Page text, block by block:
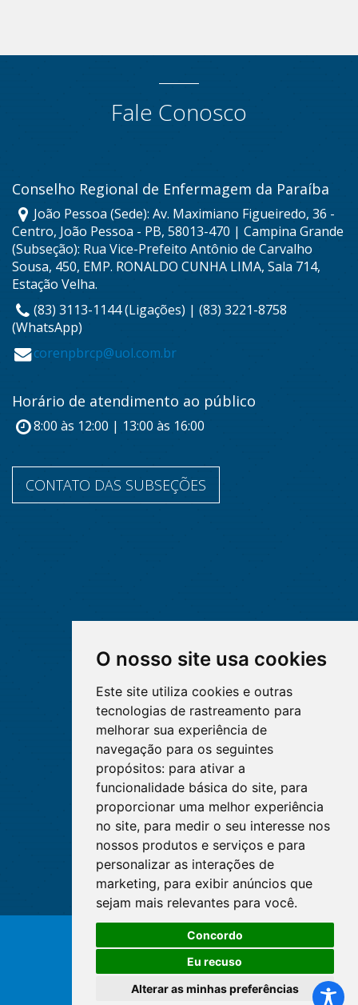
O nosso site usa cookies
Este site utiliza cookies e outras
tecnologias de rastreamento para
melhorar sua experiência de
navegação para os seguintes
propósitos: para ativar a
funcionalidade básica do site, para
proporcionar uma melhor experiência
no site, para medir o seu interesse nos
nossos produtos e serviços e para
personalizar as interações de
marketing, para exibir anúncios que
sejam mais relevantes para você.
Concordo
Eu recuso
Alterar as minhas preferências
Fale Conosco
Conselho Regional de Enfermagem da Paraíba
João Pessoa (Sede): Av. Maximiano Figueiredo, 36 -
Centro, João Pessoa - PB, 58013-470 | Campina Grande
(Subseção): Rua Vice-Prefeito Antônio de Carvalho
Sousa, 450, EMP. RONALDO CUNHA LIMA, Sala 714,
Estação Velha.
(83) 3113-1144 (Ligações) | (83) 3221-8758
(WhatsApp)
corenpbrcp@uol.com.br
Horário de atendimento ao público
8:00 às 12:00 | 13:00 às 16:00
CONTATO DAS SUBSEÇÕES
© Copyright 2026 - Cofen/CORENs